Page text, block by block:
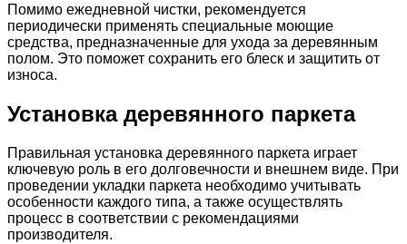
Помимо ежедневной чистки, рекомендуется
периодически применять специальные моющие
средства, предназначенные для ухода за деревянным
полом. Это поможет сохранить его блеск и защитить от
износа.
Установка деревянного паркета
Правильная установка деревянного паркета играет
ключевую роль в его долговечности и внешнем виде. При
проведении укладки паркета необходимо учитывать
особенности каждого типа, а также осуществлять
процесс в соответствии с рекомендациями
производителя.